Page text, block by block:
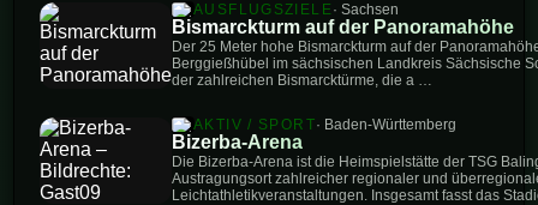
AUSFLUGSZIELE · Sachsen
Bismarckturm auf der Panoramahöhe
Der 25 Meter hohe Bismarckturm auf der
Berggießhübel im sächsischen Landkreis Sächsische
der zahlreichen Bismarcktürme, die a …
AKTIV / SPORT· Baden-Württemberg
Bizerba-Arena
Die Bizerba-Arena ist die Heimspielstätte der TSG
Austragungsort zahlreicher regionaler und
Leichtathletikveranstaltungen. Insgesamt fasst das